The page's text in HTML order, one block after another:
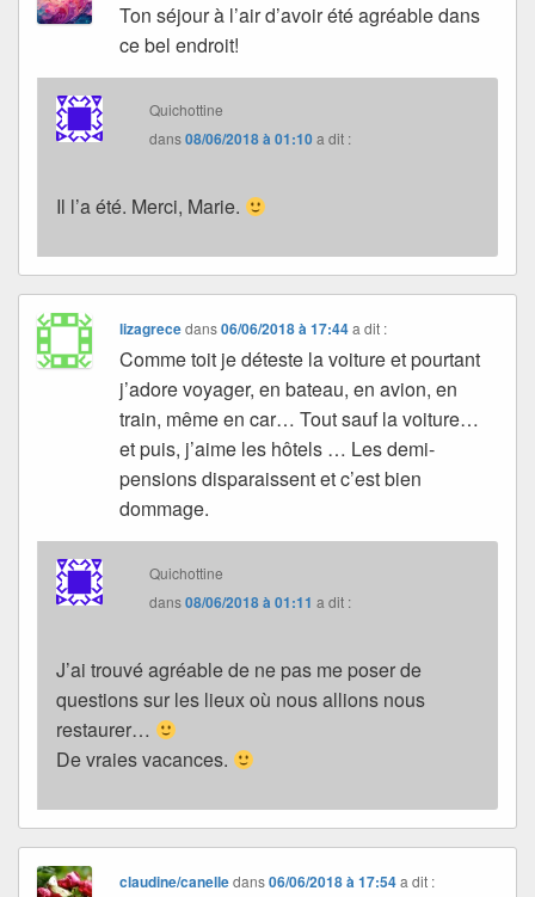
Ton séjour à l’air d’avoir été agréable dans
ce bel endroit!
Quichottine
dans08/06/2018 à 01:10a dit :
Il l’a été. Merci, Marie.
lizagrecedans06/06/2018 à 17:44 a dit :
Comme toit je déteste la voiture et pourtant
j’adore voyager, en bateau, en avion, en
train, même en car… Tout sauf la voiture…
et puis, j’aime les hôtels … Les demi-
pensions disparaissent et c’est bien
dommage.
Quichottine
dans08/06/2018 à 01:11 a dit :
J’ai trouvé agréable de ne pas me poser de
questions sur les lieux où nous allions nous
restaurer…
De vraies vacances.
claudine/canelledans06/06/2018 à 17:54 a dit :